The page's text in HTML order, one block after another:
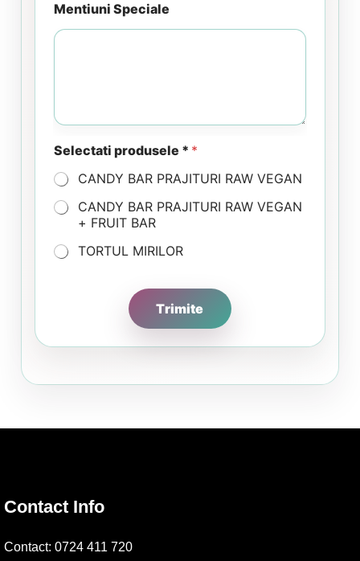
Mentiuni Speciale
Selectati produsele * *
CANDY BAR PRAJITURI RAW VEGAN
CANDY BAR PRAJITURI RAW VEGAN
+ FRUIT BAR
TORTUL MIRILOR
Trimite
Contact Info
Contact: 0724 411 720